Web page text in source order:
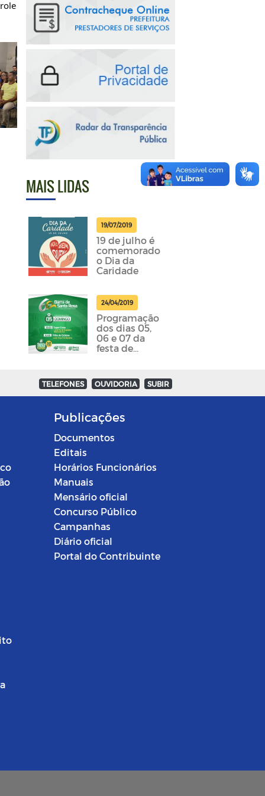
MAIS LIDAS
19/07/2019
19 de julho é
comemorado
o Dia da
Caridade
24/04/2019
Programação
dos dias 05,
06 e 07 da
festa de
foram
divulgadas
TELEFONES OUVIDORIA SUBIR
Publicações
Documentos
Editais
Horários Funcionários
Manuais
Mensário oficial
Concurso Público
Campanhas
Diário oficial
Portal do Contribuinte